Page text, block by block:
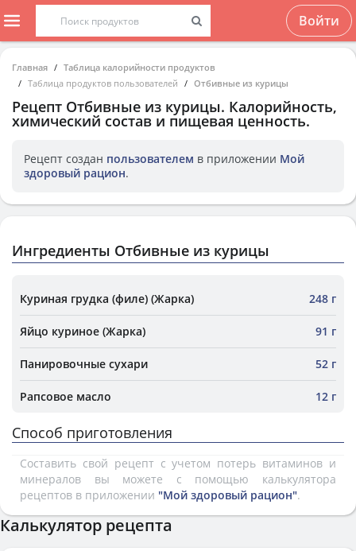
Войти
Главная
Таблица калорийности продуктов
Таблица продуктов пользователей
Отбивные из курицы
Рецепт Отбивные из курицы. Калорийность,
химический состав и пищевая ценность.
Рецепт создан пользователем в приложении Мой
здоровый рацион.
Ингредиенты Отбивные из курицы
Куриная грудка (филе) (Жарка) 248 г
Яйцо куриное (Жарка) 91 г
Панировочные сухари 52 г
Рапсовое масло 12 г
Способ приготовления
Составить свой рецепт с учетом потерь витаминов и
минералов вы можете с помощью калькулятора
рецептов в приложении "Мой здоровый рацион".
Калькулятор рецепта